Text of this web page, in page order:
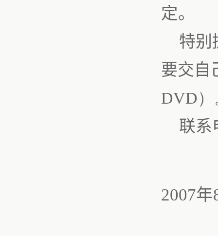
定。
特别
要交自
DVD）
联系
2007年